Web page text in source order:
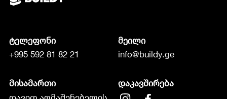
ტელეფონი
+995 592 81 82 21
მეილი
info@buildy.ge
მისამართი
დაკავშირება